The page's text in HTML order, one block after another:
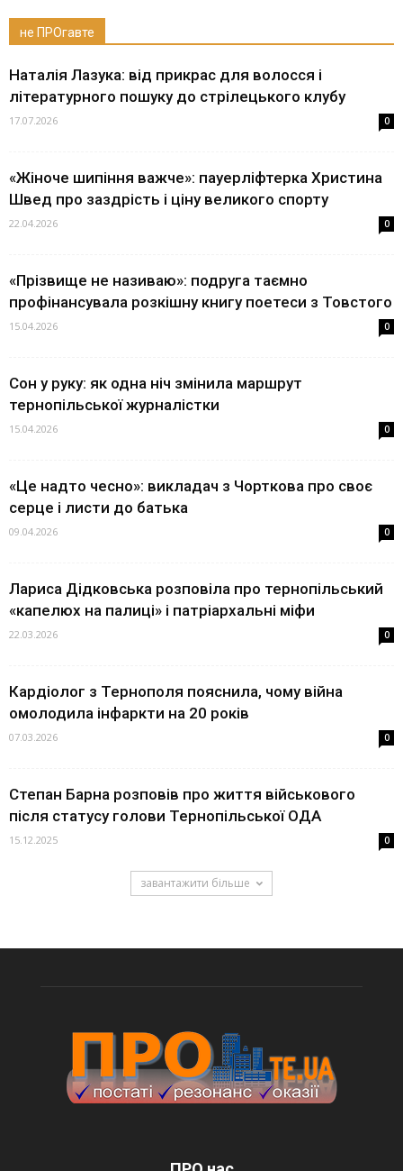
не ПРОгавте
Наталія Лазука: від прикрас для волосся і
літературного пошуку до стрілецького клубу
17.07.2026 0
«Жіноче шипіння важче»: пауерліфтерка Христина
Швед про заздрість і ціну великого спорту
22.04.2026 0
«Прізвище не називаю»: подруга таємно
профінансувала розкішну книгу поетеси з Товстого
15.04.2026 0
Сон у руку: як одна ніч змінила маршрут
тернопільської журналістки
15.04.2026 0
«Це надто чесно»: викладач з Чорткова про своє
серце і листи до батька
09.04.2026 0
Лариса Дідковська розповіла про тернопільський
«капелюх на палиці» і патріархальні міфи
22.03.2026 0
Кардіолог з Тернополя пояснила, чому війна
омолодила інфаркти на 20 років
07.03.2026 0
Степан Барна розповів про життя військового
після статусу голови Тернопільської ОДА
15.12.2025 0
завантажити більше